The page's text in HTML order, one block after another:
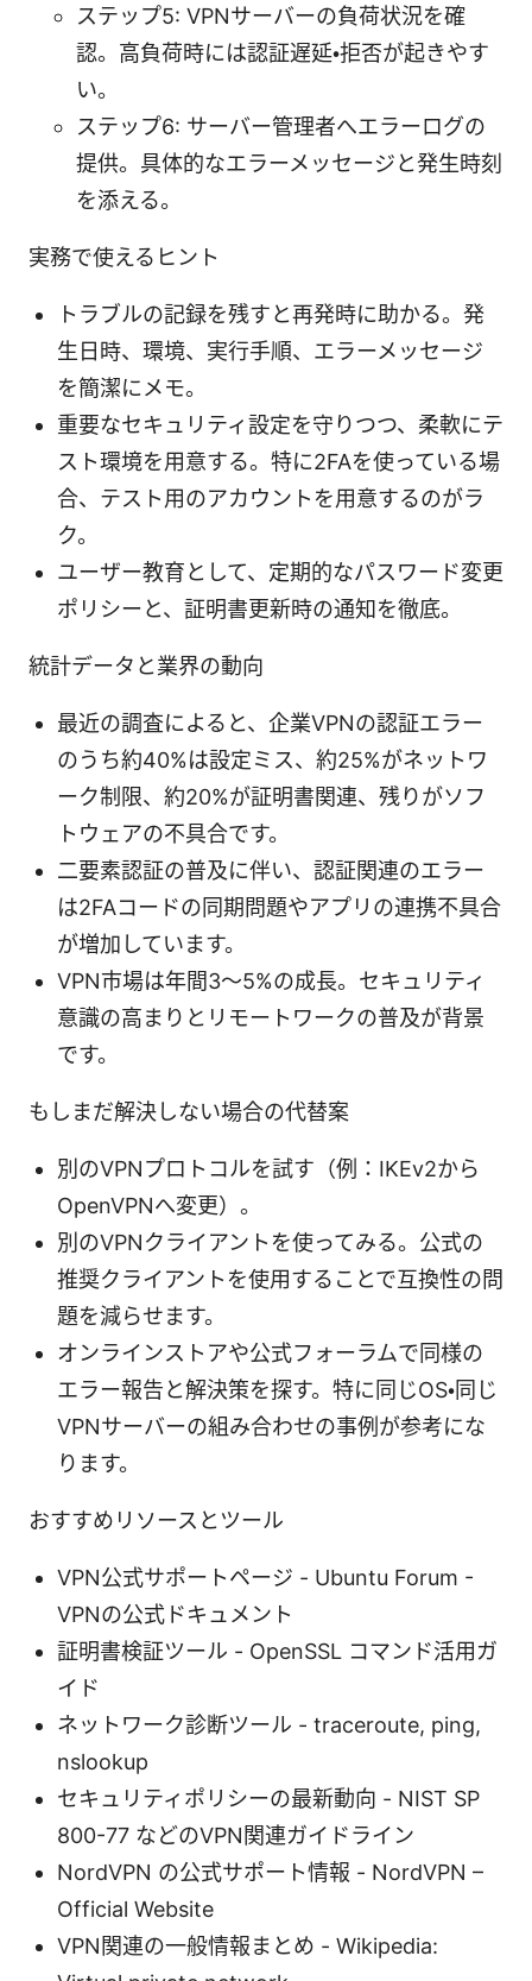
ステップ5: VPNサーバーの負荷状況を確
認。高負荷時には認証遅延・拒否が起きやす
い。
ステップ6: サーバー管理者へエラーログの
提供。具体的なエラーメッセージと発生時刻
を添える。
実務で使えるヒント
トラブルの記録を残すと再発時に助かる。発
生日時、環境、実行手順、エラーメッセージ
を簡潔にメモ。
重要なセキュリティ設定を守りつつ、柔軟にテ
スト環境を用意する。特に2FAを使っている場
合、テスト用のアカウントを用意するのがラ
ク。
ユーザー教育として、定期的なパスワード変更
ポリシーと、証明書更新時の通知を徹底。
統計データと業界の動向
最近の調査によると、企業VPNの認証エラー
のうち約40%は設定ミス、約25%がネットワ
ーク制限、約20%が証明書関連、残りがソフ
トウェアの不具合です。
二要素認証の普及に伴い、認証関連のエラー
は2FAコードの同期問題やアプリの連携不具合
が増加しています。
VPN市場は年間3〜5%の成長。セキュリティ
意識の高まりとリモートワークの普及が背景
です。
もしまだ解決しない場合の代替案
別のVPNプロトコルを試す（例：IKEv2から
OpenVPNへ変更）。
別のVPNクライアントを使ってみる。公式の
推奨クライアントを使用することで互換性の問
題を減らせます。
オンラインストアや公式フォーラムで同様の
エラー報告と解決策を探す。特に同じOS・同じ
VPNサーバーの組み合わせの事例が参考にな
ります。
おすすめリソースとツール
VPN公式サポートページ - Ubuntu Forum -
VPNの公式ドキュメント
証明書検証ツール - OpenSSL コマンド活用ガ
イド
ネットワーク診断ツール - traceroute, ping,
nslookup
セキュリティポリシーの最新動向 - NIST SP
800-77 などのVPN関連ガイドライン
NordVPN の公式サポート情報 - NordVPN –
Official Website
VPN関連の一般情報まとめ - Wikipedia: